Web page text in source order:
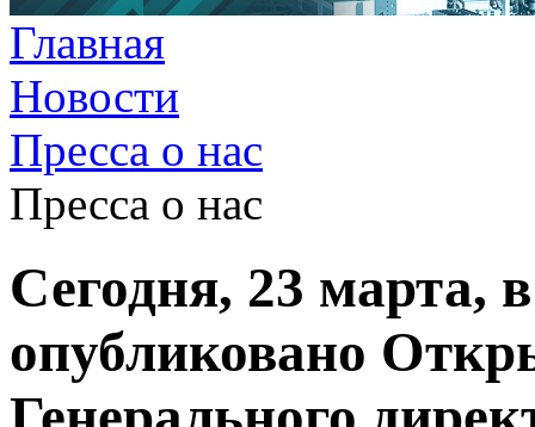
Главная
Новости
Пресса о нас
Пресса о нас
Сегодня, 23 марта,
опубликовано